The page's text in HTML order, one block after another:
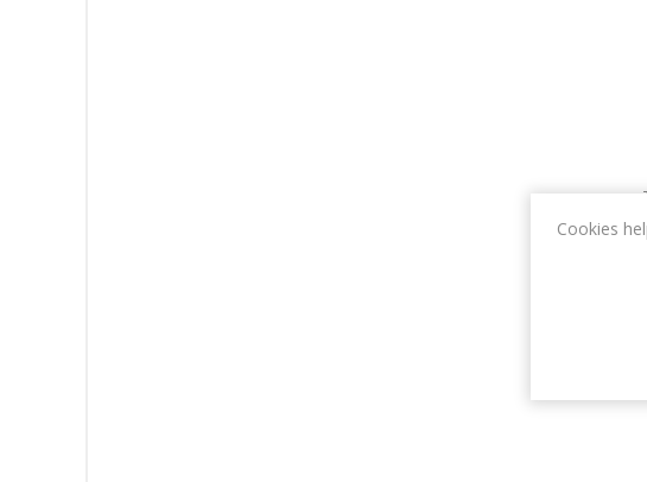
Cookies